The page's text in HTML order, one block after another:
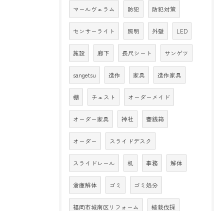
マールヴェラム 防犯 防犯対策
センサーライト 照明 外壁 LED
施設 廊下 長尺シート サンゲツ
sangetsu 造作 家具 造作家具
棚 チェスト オーダーメイド
オーダー家具 神社 賽銭箱
オーダー スライドデスク
スライドレール 机 事務 解体
倉庫解体 ゴミ ゴミ処分
福岡市城南区リフォーム 植栽伐採